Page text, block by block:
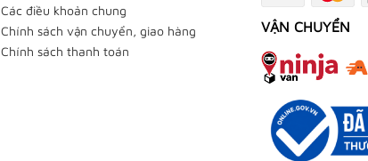
Các điều khoản chung
Chính sách vận chuyển, giao hàng
Chính sách thanh toán
VẬN CHUYỂN